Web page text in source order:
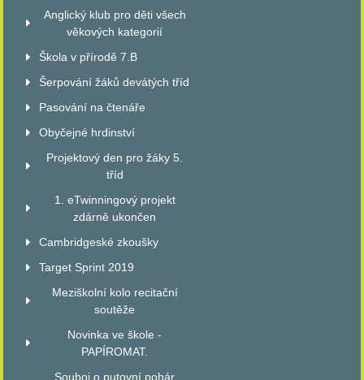
Anglický klub pro děti všech
věkových kategorií
Škola v přírodě 7.B
Šerpování žáků devátých tříd
Pasování na čtenáře
Obyčejné hrdinství
Projektový den pro žáky 5.
tříd
1. eTwinningový projekt
zdárně ukončen
Cambridgeské zkoušky
Target Sprint 2019
Meziškolní kolo recitační
soutěže
Novinka ve škole -
PAPÍROMAT.
Souboj o putovní pohár